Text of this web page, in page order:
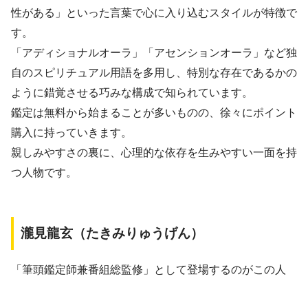
性がある」といった言葉で心に入り込むスタイルが特徴で
す。
「アディショナルオーラ」「アセンションオーラ」など独
自のスピリチュアル用語を多用し、特別な存在であるかの
ように錯覚させる巧みな構成で知られています。
鑑定は無料から始まることが多いものの、徐々にポイント
購入に持っていきます。
親しみやすさの裏に、心理的な依存を生みやすい一面を持
つ人物です。
瀧見龍玄（たきみりゅうげん）
「筆頭鑑定師兼番組総監修」として登場するのがこの人